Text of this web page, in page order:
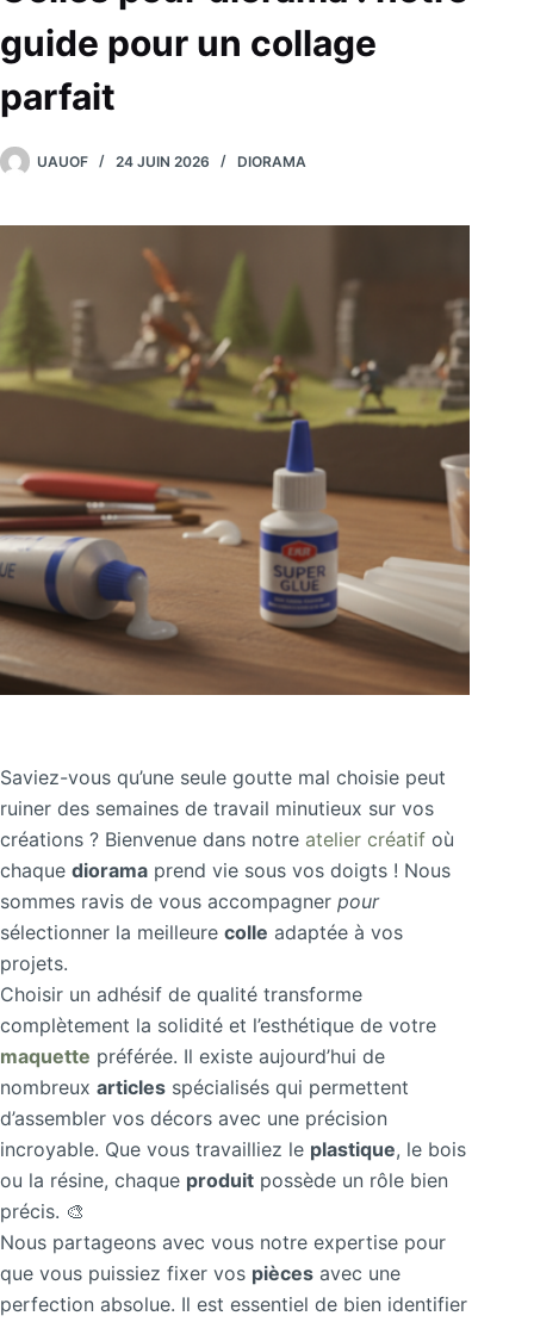
guide pour un collage
parfait
UAUOF 24 JUIN 2026 DIORAMA
Saviez-vous qu’une seule goutte mal choisie peut
ruiner des semaines de travail minutieux sur vos
créations ? Bienvenue dans notre atelier créatif où
chaque diorama prend vie sous vos doigts ! Nous
sommes ravis de vous accompagner pour
sélectionner la meilleure colle adaptée à vos
projets.
Choisir un adhésif de qualité transforme
complètement la solidité et l’esthétique de votre
maquette préférée. Il existe aujourd’hui de
nombreux articles spécialisés qui permettent
d’assembler vos décors avec une précision
incroyable. Que vous travailliez le plastique, le bois
ou la résine, chaque produit possède un rôle bien
précis. 🎨
Nous partageons avec vous notre expertise pour
que vous puissiez fixer vos pièces avec une
perfection absolue. Il est essentiel de bien identifier